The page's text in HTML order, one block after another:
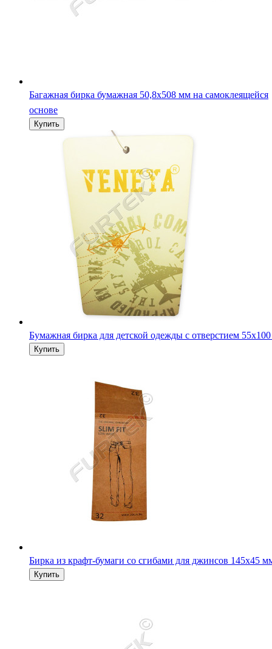
Багажная бирка бумажная 50,8х508 мм на самоклеящейся
основе
Бумажная бирка для детской одежды с отверстием
Бирка из крафт-бумаги со сгибами для джинсов 145х45